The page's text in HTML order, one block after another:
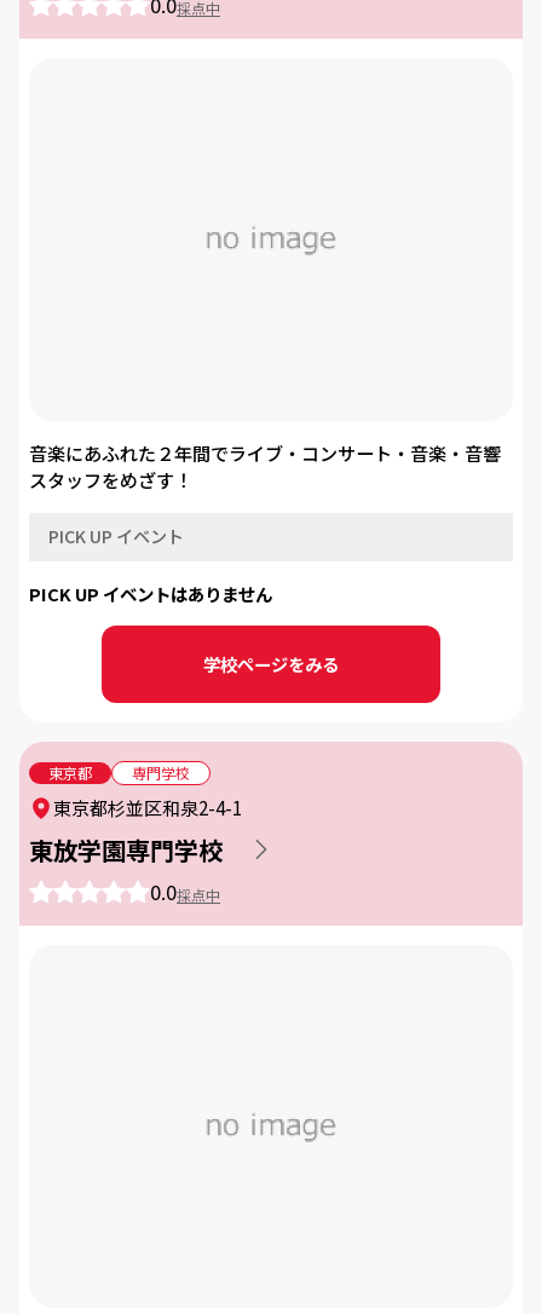
採点中
音楽にあふれた２年間でライブ・コンサート・音楽・音響
スタッフをめざす！
PICK UP イベント
PICK UP イベントはありません
学校ページをみる
東京都 専門学校
東放学園専門学校
0.0採点中
東京都杉並区和泉2-4-1